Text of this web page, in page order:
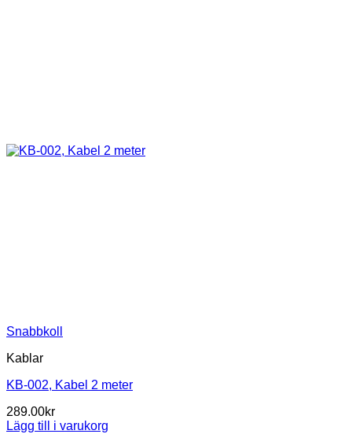
Snabbkoll
Kablar
KB-002, Kabel 2 meter
289.00kr
Lägg till i varukorg